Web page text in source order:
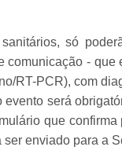
só
comunicação -
RT-PCR), com
será
que
enviado para a